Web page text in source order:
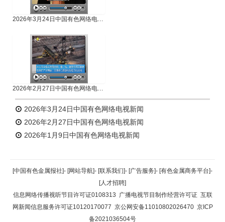
2026年3月24日中国有色网络电视新闻
2026年2月27日中国有色网络电视新闻
2026年3月24日中国有色网络电视新闻
2026年2月27日中国有色网络电视新闻
2026年1月9日中国有色网络电视新闻
[中国有色金属报社]- [网站导航]- [联系我们]- [广告服务]- [有色金属商务平台]-
[人才招聘]
信息网络传播视听节目许可证0108313 广播电视节目制作经营许可证 互联
网新闻信息服务许可证10120170077 京公网安备11010802026470 京ICP
备2021036504号